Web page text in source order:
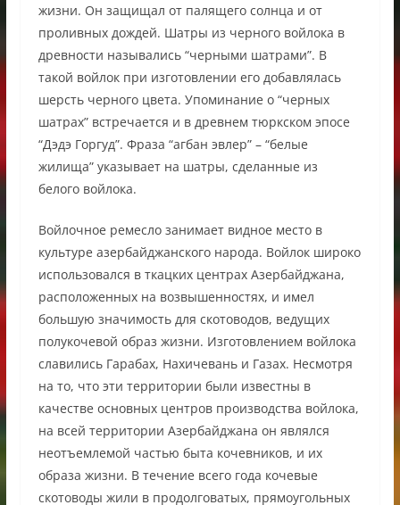
жизни. Он защищал от палящего солнца и от
проливных дождей. Шатры из черного войлока в
древности назывались “черными шатрами”. В
такой войлок при изготовлении его добавлялась
шерсть черного цвета. Упоминание о “черных
шатрах” встречается и в древнем тюркском эпосе
“Дэдэ Горгуд”. Фраза “агбан эвлер” – “белые
жилища” указывает на шатры, сделанные из
белого войлока.
Войлочное ремесло занимает видное место в
культуре азербайджанского народа. Войлок широко
использовался в ткацких центрах Азербайджана,
расположенных на возвышенностях, и имел
большую значимость для скотоводов, ведущих
полукочевой образ жизни. Изготовлением войлока
славились Гарабах, Нахичевань и Газах. Несмотря
на то, что эти территории были известны в
качестве основных центров производства войлока,
на всей территории Азербайджана он являлся
неотъемлемой частью быта кочевников, и их
образа жизни. В течение всего года кочевые
скотоводы жили в продолговатых, прямоугольных